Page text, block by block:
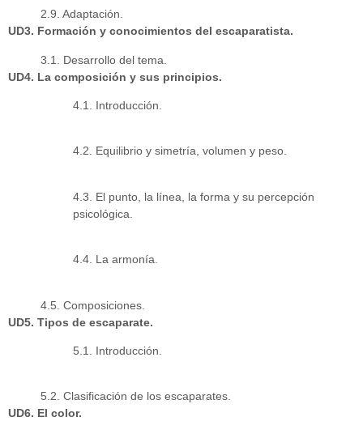
2.9. Adaptación.
UD3. Formación y conocimientos del escaparatista.
3.1. Desarrollo del tema.
UD4. La composición y sus principios.
4.1. Introducción.
4.2. Equilibrio y simetría, volumen y peso.
4.3. El punto, la línea, la forma y su percepción
psicológica.
4.4. La armonía.
4.5. Composiciones.
UD5. Tipos de escaparate.
5.1. Introducción.
5.2. Clasificación de los escaparates.
UD6. El color.